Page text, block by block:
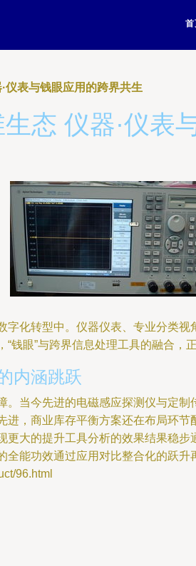
首
仪表与钱眼应用的跨界共生
态 仪器·仪表
化转型中。仪器仪表、专业分类
眼”与跨界信息处理工具的融合，
内涵跳跃
当今先进的电磁感应探测仪与定
，商业库存平衡方案还在布局环
大的提升工具分析的效果结果稳
能功效通过应用对比整合化的跃升
96.html